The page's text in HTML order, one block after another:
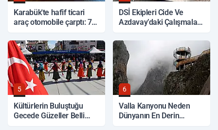
Karabük'te hafif ticari
araç otomobile çarptı: 7
DSİ Ekipleri Cide Ve
Azdavay’daki Çalışmaları
5
Kültürlerin Buluştuğu
Gecede Güzeller Belli
6
Valla Kanyonu Neden
Dünyanın En Derin